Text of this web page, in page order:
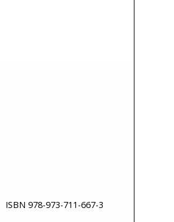
ISBN 978-973-711-667-3